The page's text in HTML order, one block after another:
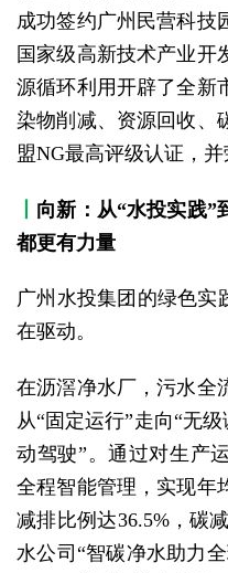
成功签约广州民营科技
国家级高新技术产业开
源循环利用开辟了全新
染物削减、资源回收、
盟NG最高评级认证，并
向新：从“水投实践”
都更有力量
广州水投集团的绿色实
在驱动。
在沥滘净水厂，污水全
从“固定运行”走向“无
动驾驶”。通过对生产
全程智能管理，实现年
减排比例达36.5%，碳
水公司“智碳净水助力